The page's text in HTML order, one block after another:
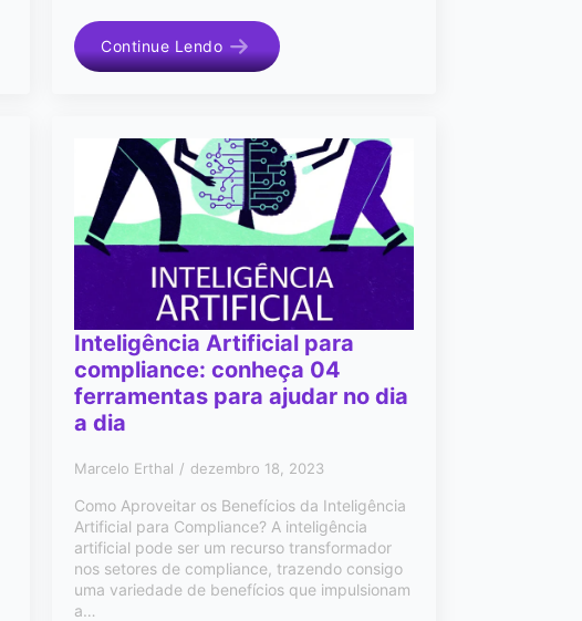
Continue Lendo
Inteligência Artificial para
compliance: conheça 04
ferramentas para ajudar no dia
a dia
Marcelo Erthal dezembro 18, 2023
Como Aproveitar os Benefícios da Inteligência
Artificial para Compliance? A inteligência
artificial pode ser um recurso transformador
nos setores de compliance, trazendo consigo
uma variedade de benefícios que impulsionam
a…